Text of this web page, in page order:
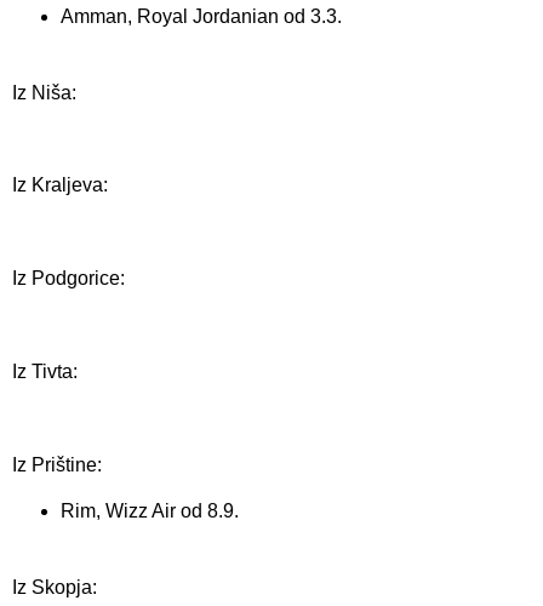
Amman, Royal Jordanian od 3.3.
Iz Niša:
Iz Kraljeva:
Iz Podgorice:
Iz Tivta:
Iz Prištine:
Rim, Wizz Air od 8.9.
Iz Skopja: